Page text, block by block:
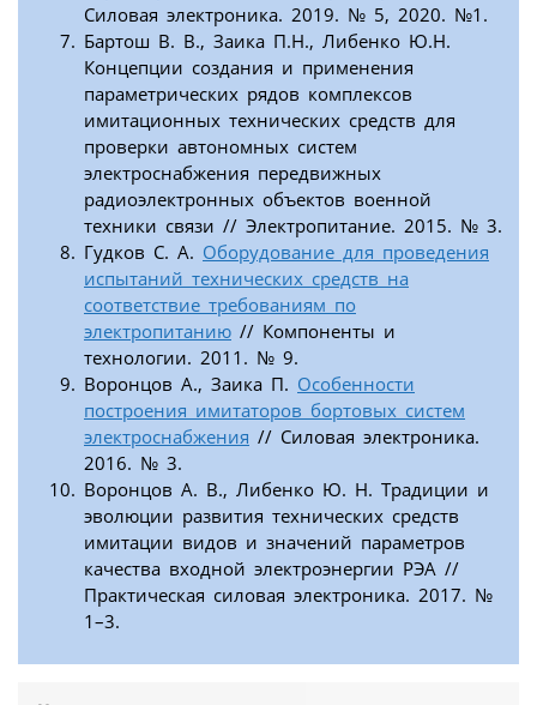
Силовая электроника. 2019. № 5, 2020. №1.
Бартош В. В., Заика П.Н., Либенко Ю.Н.
Концепции создания и применения
параметрических рядов комплексов
имитационных технических средств для
проверки автономных систем
электроснабжения передвижных
радиоэлектронных объектов военной
техники связи // Электропитание. 2015. № 3.
Гудков С. А. Оборудование для проведения
испытаний технических средств на
соответствие требованиям по
электропитанию // Компоненты и
технологии. 2011. № 9.
Воронцов А., Заика П. Особенности
построения имитаторов бортовых систем
электроснабжения // Силовая электроника.
2016. № 3.
Воронцов А. В., Либенко Ю. Н. Традиции и
эволюции развития технических средств
имитации видов и значений параметров
качества входной электроэнергии РЭА //
Практическая силовая электроника. 2017. №
1–3.